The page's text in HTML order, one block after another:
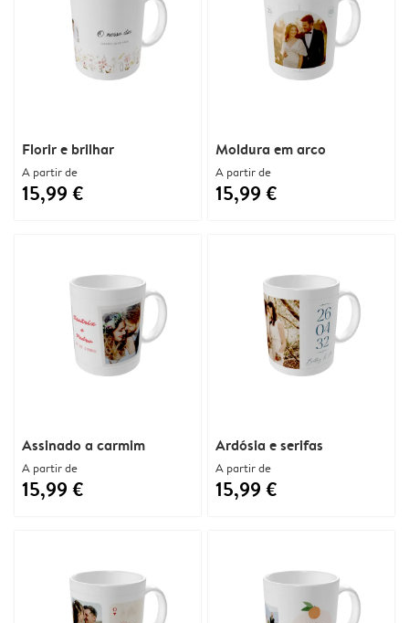
Florir e brilhar
A partir de
15,99 €
Moldura em arco
A partir de
15,99 €
Assinado a carmim
A partir de
15,99 €
Ardósia e serifas
A partir de
15,99 €